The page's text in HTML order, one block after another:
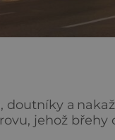
a
jehož